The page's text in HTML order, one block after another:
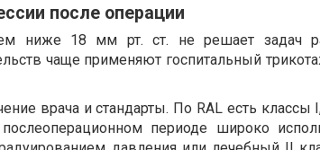
после операции
ниже 18 мм рт. ст. не решает задач
чаще применяют госпитальный
врача и стандарты. По RAL есть классы
периоде широко